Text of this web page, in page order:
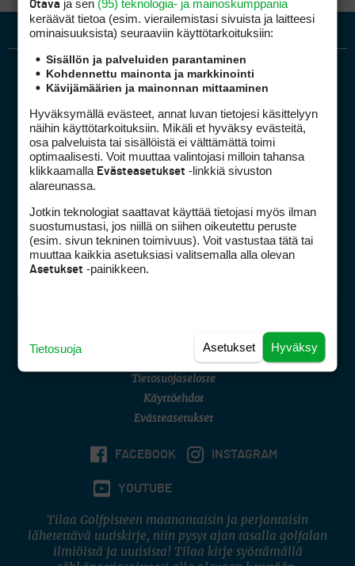
Golfpiste mediakortti
Golfpisteen yhteystiedot
DSA avoimuusraportti
Asiakaspalvelu
(digi) digi@otavamedia.fi
Tietosuojaseloste
Käyttöehdot
Evästeasetukset
FACEBOOK INSTAGRAM
YOUTUBE
Tilaa Golfpisteen maanantaisin ja perjantaisin
lähetettävä uutiskirje, niin pysyt ajan tasalla golfalan
ilmiöistä ja uutisista! Tilaa kirje syöttämällä
Otava ja sen (95) teknologia- ja mainoskumppania
keräävät tietoa (esim. vierailemis­tasi sivuista ja laitteesi
ominaisuuk­sista) seuraaviin käyttötarkoituksiin:
Sisällön ja palveluiden parantaminen
Kohdennettu mainonta ja markkinointi
Kävijämäärien ja mainonnan mittaaminen
Hyväksymällä evästeet, annat luvan tietojesi käsittelyyn
näihin käyttötarkoituksiin. Mikäli et hyväksy evästeitä,
osa palveluista tai sisällöistä ei välttämättä toimi
optimaalisesti. Voit muuttaa valintojasi milloin tahansa
klikkaamalla Evästeasetukset -linkkiä sivuston
alareunassa.
Jotkin teknologiat saattavat käyttää tietojasi myös ilman
suostumustasi, jos niillä on siihen oikeutettu peruste
(esim. sivun tekninen toimivuus). Voit vastustaa tätä tai
muuttaa kaikkia asetuksiasi valitsemalla alla olevan
Asetukset -painikkeen.
Hyväksy
Asetukset
Tietosuoja